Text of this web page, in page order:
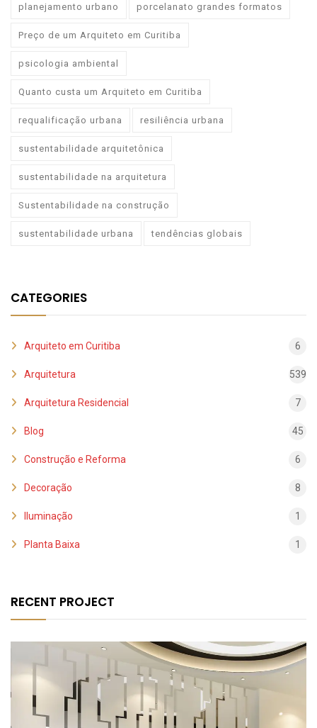
planejamento urbano porcelanato grandes formatos
Preço de um Arquiteto em Curitiba
psicologia ambiental
Quanto custa um Arquiteto em Curitiba
requalificação urbana resiliência urbana
sustentabilidade arquitetônica
sustentabilidade na arquitetura
Sustentabilidade na construção
sustentabilidade urbana tendências globais
CATEGORIES
Arquiteto em Curitiba 6
Arquitetura 539
Arquitetura Residencial 7
Blog 45
Construção e Reforma 6
Decoração 8
Iluminação 1
Planta Baixa 1
RECENT PROJECT